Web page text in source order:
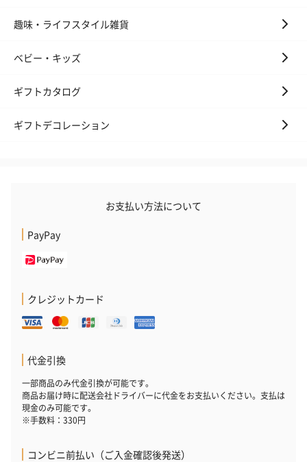
趣味・ライフスタイル雑貨
ベビー・キッズ
ギフトカタログ
ギフトデコレーション
お支払い方法について
PayPay
クレジットカード
代金引換
一部商品のみ代金引換が可能です。
商品お届け時に配送会社ドライバーに代金をお支払いください。支払は
現金のみ可能です。
※手数料：330円
コンビニ前払い（ご入金確認後発送）